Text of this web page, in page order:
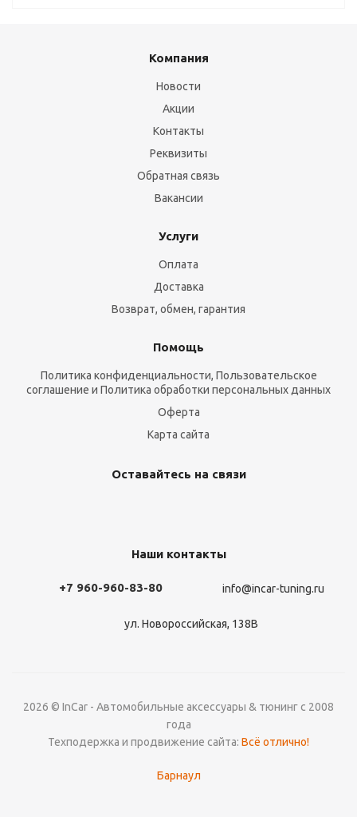
Компания
Новости
Акции
Контакты
Реквизиты
Обратная связь
Вакансии
Услуги
Оплата
Доставка
Возврат, обмен, гарантия
Помощь
Политика конфиденциальности, Пользовательское
соглашение и Политика обработки персональных данных
Оферта
Карта сайта
Оставайтесь на связи
Наши контакты
+7 960-960-83-80 info@incar-tuning.ru
ул. Новороссийская, 138В
2026 © InCar - Автомобильные аксессуары & тюнинг с 2008
года
Техподержка и продвижение сайта: Всё отлично!
Барнаул